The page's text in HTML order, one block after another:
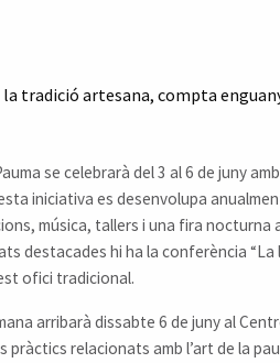
tradició artesana, compta
se celebrarà del 3 al 6 de juny
iniciativa es desenvolupa
música, tallers i una fira nocturna
destacades hi ha la conferència
ofici tradicional.
arribarà dissabte 6 de juny al
relacionats amb l’art de la